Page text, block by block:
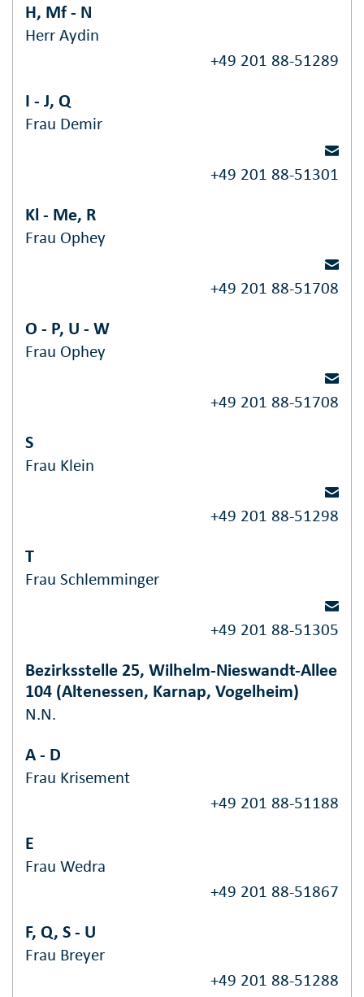
H, Mf - N
Herr Aydin
+49 201 88-51289
I - J, Q
Frau Demir
+49 201 88-51301
Kl - Me, R
Frau Ophey
+49 201 88-51708
O - P, U - W
Frau Ophey
+49 201 88-51708
S
Frau Klein
+49 201 88-51298
T
Frau Schlemminger
+49 201 88-51305
Bezirksstelle 25, Wilhelm-Nieswandt-Allee
104 (Altenessen, Karnap, Vogelheim)
N.N.
A - D
Frau Krisement
+49 201 88-51188
E
Frau Wedra
+49 201 88-51867
F, Q, S - U
Frau Breyer
+49 201 88-51288